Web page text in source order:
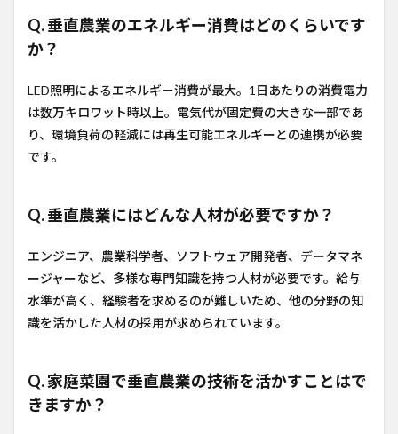
Q. 垂直農業のエネルギー消費はどのくらいです
か？
LED照明によるエネルギー消費が最大。1日あたりの消費電力
は数万キロワット時以上。電気代が固定費の大きな一部であ
り、環境負荷の軽減には再生可能エネルギーとの連携が必要
です。
Q. 垂直農業にはどんな人材が必要ですか？
エンジニア、農業科学者、ソフトウェア開発者、データマネ
ージャーなど、多様な専門知識を持つ人材が必要です。給与
水準が高く、経験者を求めるのが難しいため、他の分野の知
識を活かした人材の採用が求められています。
Q. 家庭菜園で垂直農業の技術を活かすことはで
きますか？